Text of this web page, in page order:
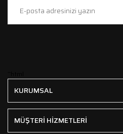
KURUMSAL
MÜŞTERİ HİZMETLERİ